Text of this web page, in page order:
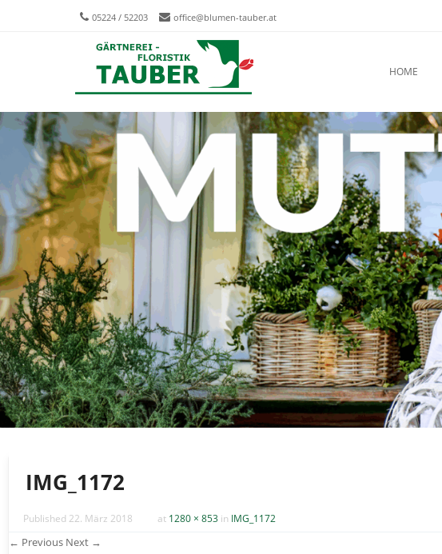
05224 / 52203 office@blumen-tauber.at
SKIP TO CONTENT
HOME
IMG_1172
Published 22. März 2018 at 1280 × 853 in IMG_1172
← Previous Next →